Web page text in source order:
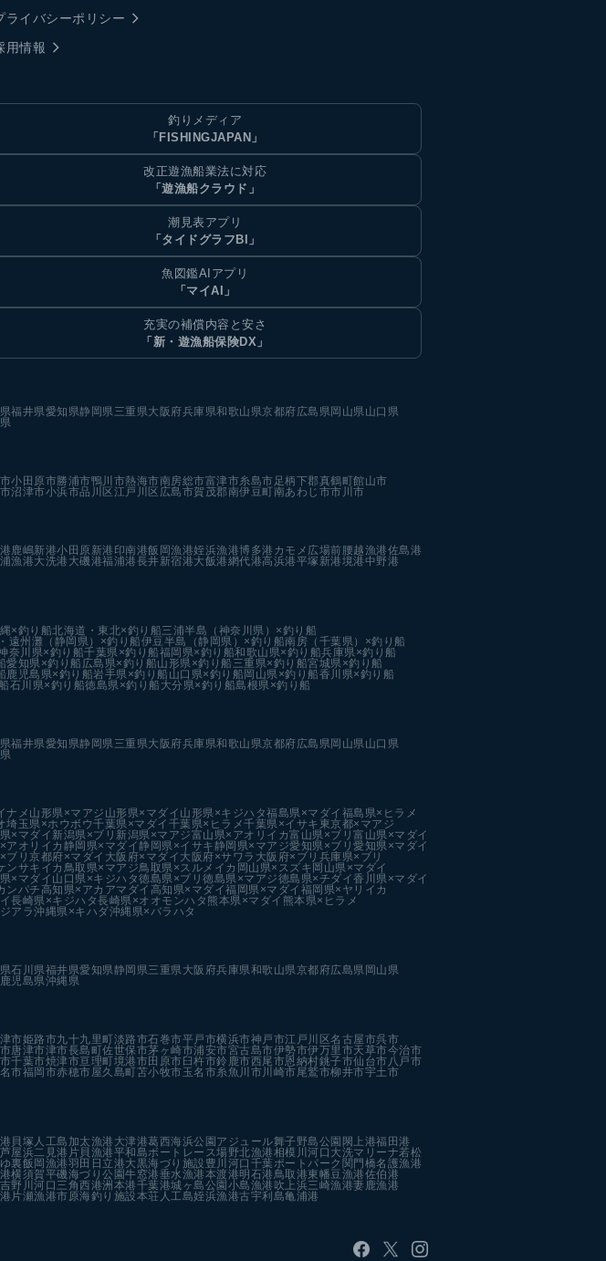
ライバシーポリシー
用情報
釣りメディア
「FISHINGJAPAN」
改正遊漁船業法に対応
「遊漁船クラウド」
潮見表アプリ
「タイドグラフBI」
魚図鑑AIアプリ
「マイAI」
充実の補償内容と安さ
「新・遊漁船保険DX」
福井県愛知県静岡県三重県大阪府兵庫県和歌山県京都府広島県岡山県山口県
小田原市勝浦市鴨川市熱海市南房総市富津市糸島市足柄下郡真鶴町館山市
沼津市小浜市品川区 江戸川区 広島市賀茂郡南伊豆町南あわじ市市川市
鹿嶋新港小田原新港 印南港飯岡漁港姪浜漁港博多港カモメ広場前 腰越漁港佐島港
漁港大洗港 大磯港福浦港長井新宿港大飯港網代港高浜港平塚新港境港中野港
×釣り船北海道・東北×釣り船三浦半島（神奈川県）×釣り船
遠州灘（静岡県）×釣り船伊豆半島（静岡県）×釣り船南房（千葉県）×釣り船
奈川県×釣り船千葉県×釣り船福岡県×釣り船和歌山県×釣り船兵庫県×釣り船
愛知県×釣り船 広島県×釣り船山形県×釣り船 三重県×釣り船宮城県×釣り船
鹿児島県×釣り船岩手県×釣り船 山口県×釣り船 岡山県×釣り船香川県×釣り船
石川県×釣り船徳島県×釣り船 大分県×釣り船島根県×釣り船
福井県愛知県静岡県三重県大阪府兵庫県和歌山県京都府広島県岡山県山口県
ナメ 山形県×マアジ 山形県×マダイ 山形県×キジハタ福島県×マダイ 福島県×ヒラメ
埼玉県×ホウボウ千葉県×マダイ 千葉県×ヒラメ千葉県×イサキ 東京都×マアジ
×マダイ 新潟県×ブリ 新潟県×マアジ富山県×アオリイカ富山県×ブリ 富山県×マダイ
アオリイカ 静岡県×マダイ 静岡県×イサキ 静岡県×マアジ愛知県×ブリ 愛知県×マダイ
ブリ 京都府×マダイ 大阪府×マダイ 大阪府×サワラ 大阪府×ブリ 兵庫県×ブリ
ンサキイカ 鳥取県×マアジ鳥取県×スルメイカ 岡山県×スズキ 岡山県×マダイ
×マダイ 山口県×キジハタ徳島県×ブリ 徳島県×マアジ徳島県×チダイ香川県×マダイ
ンパチ高知県×アカアマダイ 高知県×マダイ福岡県×マダイ 福岡県×ヤリイカ
長崎県×キジハタ長崎県×オオモンハタ 熊本県×マダイ 熊本県×ヒラメ
アラ沖縄県×キハダ沖縄県×バラハタ
石川県福井県愛知県静岡県三重県大阪府兵庫県和歌山県京都府広島県 岡山県
鹿児島県沖縄県
市姫路市九十九里町淡路市石巻市平戸市横浜市神戸市江戸川区名古屋市呉市
唐津市津市長島町佐世保市茅ヶ崎市浦安市宮古島市伊勢市伊万里市天草市今治市
千葉市焼津市亘理町境港市田原市 臼杵市鈴鹿市西尾市恩納村銚子市仙台市八戸市
市福岡市赤穂市屋久島町苫小牧市玉名市糸魚川市川崎市尾鷲市柳井市宇土市
貝塚人工島 加太漁港 大津港葛西海浜公園 アジュール舞子野島公園 閖上港福田港
屋浜二見港 片貝漁港平和島ボートレース場野北漁港相模川河口 大洗マリーナ若松
裏飯岡漁港羽田 日立港大黒海づり施設 豊川河口 千葉ポートパーク 関門橋名護漁港
横須賀平磯海づり公園牛窓港垂水漁港本渡港明石港鳥取港東幡豆漁港佐伯港
吉野川河口 三角西港洲本港千葉港城ヶ島公園 小島漁港 吹上浜三崎漁港妻鹿漁港
片瀬漁港市原海釣り施設本荘人工島姪浜漁港古宇利島亀浦港